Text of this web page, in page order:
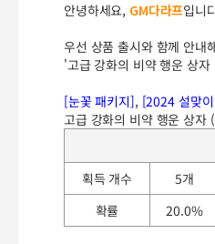
안녕하세요, GM다라프입니
우선 상품 출시와 함께 안내
'고급 강화의 비약 행운 상
[눈꽃 패키지], [2024 설맞
고급 강화의 비약 행운 상자
획득 개수 5개
확률
20.0%